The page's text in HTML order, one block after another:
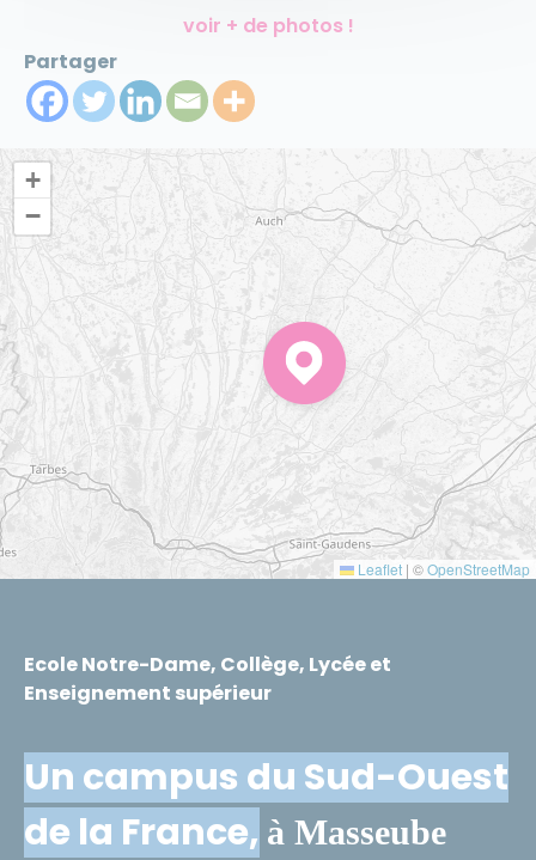
voir + de photos !
Partager
+
−
Leaflet | ©OpenStreetMap
Ecole Notre-Dame, Collège, Lycée et
Enseignement supérieur
Un campus du Sud-Ouest
de la France, à Masseube